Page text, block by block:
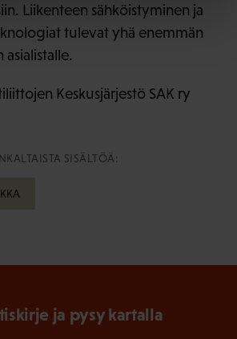
Liikenteen sähköistyminen ja
tulevat yhä enemmän
Keskusjärjestö SAK ry
SISÄLTÖÄ:
ja pysy kartalla